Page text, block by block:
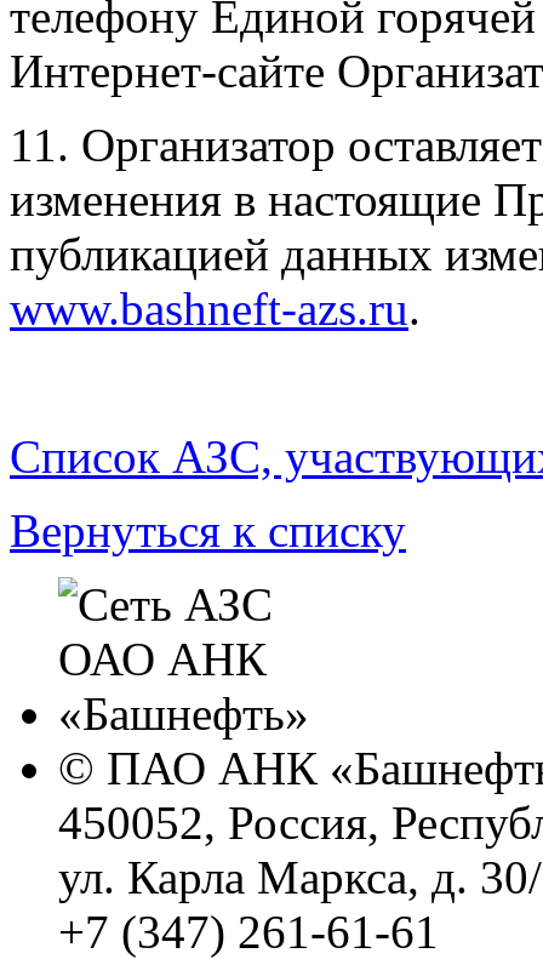
телефону Единой
Интернет-сайте
11. Организатор
изменения в настоящие
публикацией данных
www.bashneft-azs.ru.
Список АЗС,
Вернуться к списку
© ПАО АНК
450052, Россия,
ул. Карла Маркса, д.
+7 (347) 261-61-61